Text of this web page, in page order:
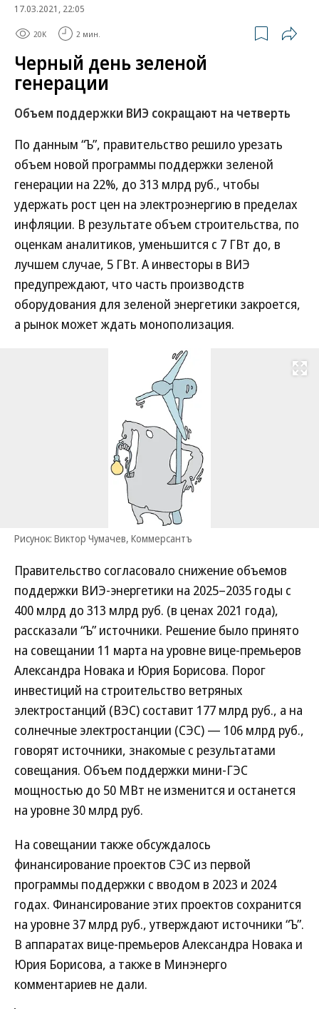
17.03.2021, 22:05
20K 2 мин.
Черный день зеленой
генерации
Объем поддержки ВИЭ сокращают на четверть
По данным “Ъ”, правительство решило урезать
объем новой программы поддержки зеленой
генерации на 22%, до 313 млрд руб., чтобы
удержать рост цен на электроэнергию в пределах
инфляции. В результате объем строительства, по
оценкам аналитиков, уменьшится с 7 ГВт до, в
лучшем случае, 5 ГВт. А инвесторы в ВИЭ
предупреждают, что часть производств
оборудования для зеленой энергетики закроется,
а рынок может ждать монополизация.
Развернуть
Рисунок: Виктор Чумачев, Коммерсантъ
Правительство согласовало снижение объемов
поддержки ВИЭ-энергетики на 2025–2035 годы с
400 млрд до 313 млрд руб. (в ценах 2021 года),
рассказали “Ъ” источники. Решение было принято
на совещании 11 марта на уровне вице-премьеров
Александра Новака и Юрия Борисова. Порог
инвестиций на строительство ветряных
электростанций (ВЭС) составит 177 млрд руб., а на
солнечные электростанции (СЭС) — 106 млрд руб.,
говорят источники, знакомые с результатами
совещания. Объем поддержки мини-ГЭС
мощностью до 50 МВт не изменится и останется
на уровне 30 млрд руб.
На совещании также обсуждалось
финансирование проектов СЭС из первой
программы поддержки с вводом в 2023 и 2024
годах. Финансирование этих проектов сохранится
на уровне 37 млрд руб., утверждают источники “Ъ”.
В аппаратах вице-премьеров Александра Новака и
Юрия Борисова, а также в Минэнерго
комментариев не дали.